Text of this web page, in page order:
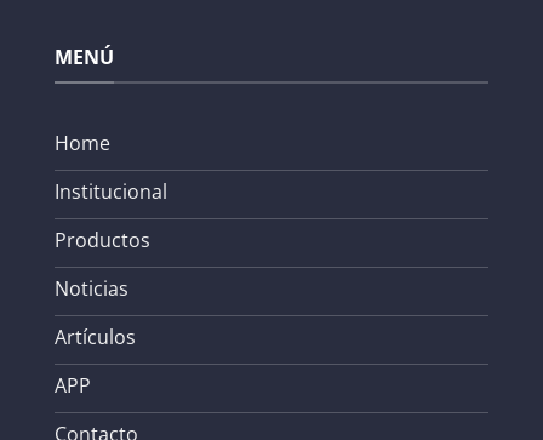
MENÚ
Home
Institucional
Productos
Noticias
Artículos
APP
Contacto